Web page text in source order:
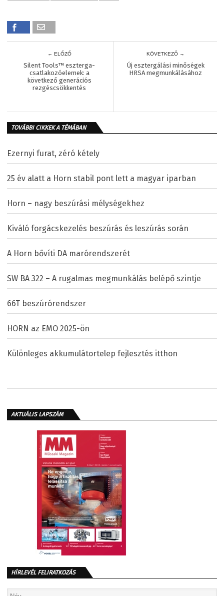
← ELŐZŐ
Silent Tools™ eszterga-
csatlakozóelemek: a
következő generációs
rezgéscsökkentés
KÖVETKEZŐ →
Új esztergálási minőségek
HRSA megmunkálásához
TOVÁBBI CIKKEK A TÉMÁBAN
Ezernyi furat, zéró kétely
25 év alatt a Horn stabil pont lett a magyar iparban
Horn – nagy beszúrási mélységekhez
Kiváló forgácskezelés beszúrás és leszúrás során
A Horn bővíti DA marórendszerét
SW BA 322 – A rugalmas megmunkálás belépő szintje
66T beszúrórendszer
HORN az EMO 2025-ön
Különleges akkumulátortelep fejlesztés itthon
AKTUÁLIS LAPSZÁM
HÍRLEVÉL FELIRATKOZÁS